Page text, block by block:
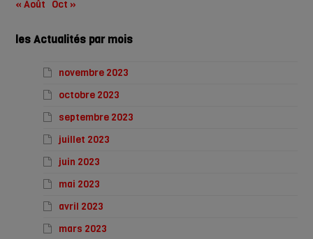
« Août Oct »
les Actualités par mois
novembre 2023
octobre 2023
septembre 2023
juillet 2023
juin 2023
mai 2023
avril 2023
mars 2023